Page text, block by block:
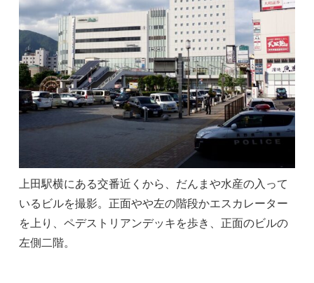
上田駅横にある交番近くから、だんまや水産の入って
いるビルを撮影。正面やや左の階段かエスカレーター
を上り、ペデストリアンデッキを歩き、正面のビルの
左側二階。